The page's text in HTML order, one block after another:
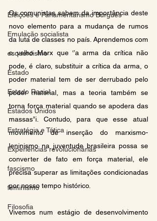
Eleições e Parlamentarismo Burguês
Emulação socialista
esquerdismo
Estado
Estado Racial
Estados Unidos
Estratégia e Tática
Experiências revolucionárias
fascismo
feminismo
Filosofia
Os comunistas sabem da importância deste
novo elemento para a mudança de rumos
da luta de classes no país. Aprendemos com
o velho Marx que ‘’a arma da crítica não
pode, é claro, substituir a crítica da arma, o
poder material tem de ser derrubado pelo
poder material, mas a teoria também se
torna força material quando se apodera das
massas’’i . Contudo, para que esse atual
movimento de inserção do marxismo-
leninismo na juventude brasileira possa se
converter de fato em força material, ele
precisa superar as limitações condicionadas
por nosso tempo histórico.
Vivemos num estágio de desenvolvimento